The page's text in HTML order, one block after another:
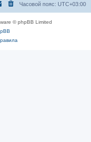
Часовой пояс: UTC+03:00
© phpBB Limited